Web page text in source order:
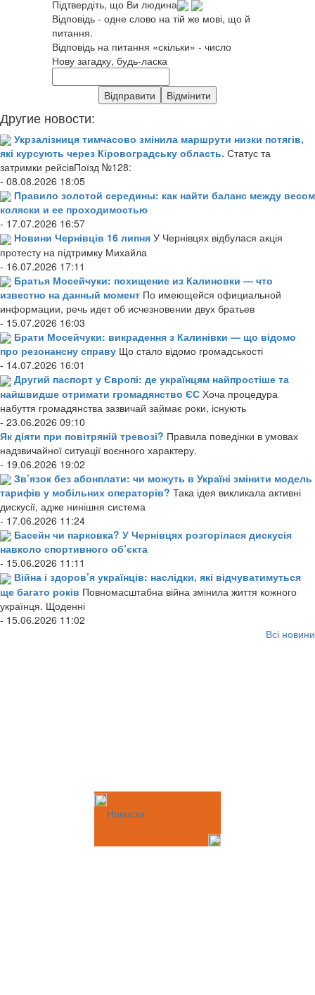
Підтвердіть, що Ви людина
Відповідь - одне слово на тій же мові, що й
питання.
Відповідь на питання «скільки» - число
Нову загадку, будь-ласка
Другие новости:
Укрзалізниця тимчасово змінила маршрути низки потягів,
які курсують через Кіровоградську область. Статус та
затримки рейсівПоїзд №128:
- 08.08.2026 18:05
Правило золотой середины: как найти баланс между весом
коляски и ее проходимостью
- 17.07.2026 16:57
Новини Чернівців 16 липня У Чернівцях відбулася акція
протесту на підтримку Михайла
- 16.07.2026 17:11
Братья Мосейчуки: похищение из Калиновки — что
известно на данный момент По имеющейся официальной
информации, речь идет об исчезновении двух братьев
- 15.07.2026 16:03
Брати Мосейчуки: викрадення з Калинівки — що відомо
про резонансну справу Що стало відомо громадськості
- 14.07.2026 16:01
Другий паспорт у Європі: де українцям найпростіше та
найшвидше отримати громадянство ЄС Хоча процедура
набуття громадянства зазвичай займає роки, існують
- 23.06.2026 09:10
Як діяти при повітряній тревозі? Правила поведінки в умовах
надзвичайної ситуації воєнного характеру.
- 19.06.2026 19:02
Зв’язок без абонплати: чи можуть в Україні змінити модель
тарифів у мобільних операторів? Така ідея викликала активні
дискусії, адже нинішня система
- 17.06.2026 11:24
Басейн чи парковка? У Чернівцях розгорілася дискусія
навколо спортивного об’єкта
- 15.06.2026 11:11
Війна і здоров’я українців: наслідки, які відчуватимуться
ще багато років Повномасштабна війна змінила життя кожного
українця. Щоденні
- 15.06.2026 11:02
Всі новини
Новости